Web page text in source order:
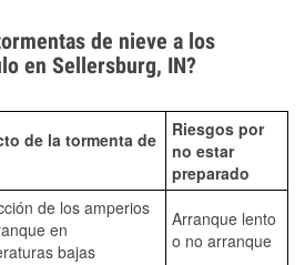
de nieve a los
en Sellersburg, IN?
de la tormenta de
Riesgos por
no estar
preparado
de los amperios
en
bajas
Arranque lento
o no arranque